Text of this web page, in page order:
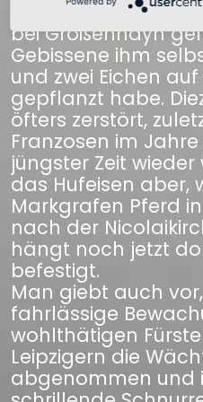
daß, nachdem er
bei Großenhayn
Gebissene ihm
und zwei Eichen
gepflanzt habe.
öfters zerstört,
Franzosen im Jahre
jüngster Zeit
das Hufeisen aber,
Markgrafen Pferd
nach der
hängt noch jetzt
befestigt.
Man giebt auch
fahrlässige
wohlthätigen
Leipzigern die
abgenommen und